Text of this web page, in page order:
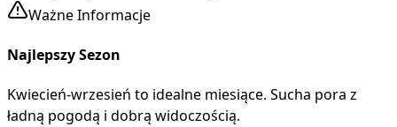
Ważne Informacje
Najlepszy Sezon
Kwiecień-wrzesień to idealne miesiące. Sucha pora z
ładną pogodą i dobrą widoczością.